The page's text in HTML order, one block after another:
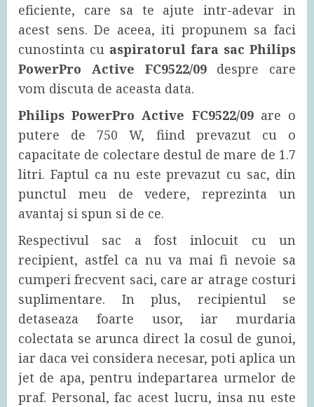
eficiente, care sa te ajute intr-adevar in
acest sens. De aceea, iti propunem sa faci
cunostinta cu aspiratorul fara sac Philips
PowerPro Active FC9522/09 despre care
vom discuta de aceasta data.
Philips PowerPro Active FC9522/09 are o
putere de 750 W, fiind prevazut cu o
capacitate de colectare destul de mare de 1.7
litri. Faptul ca nu este prevazut cu sac, din
punctul meu de vedere, reprezinta un
avantaj si spun si de ce.
Respectivul sac a fost inlocuit cu un
recipient, astfel ca nu va mai fi nevoie sa
cumperi frecvent saci, care ar atrage costuri
suplimentare. In plus, recipientul se
detaseaza foarte usor, iar murdaria
colectata se arunca direct la cosul de gunoi,
iar daca vei considera necesar, poti aplica un
jet de apa, pentru indepartarea urmelor de
praf. Personal, fac acest lucru, insa nu este